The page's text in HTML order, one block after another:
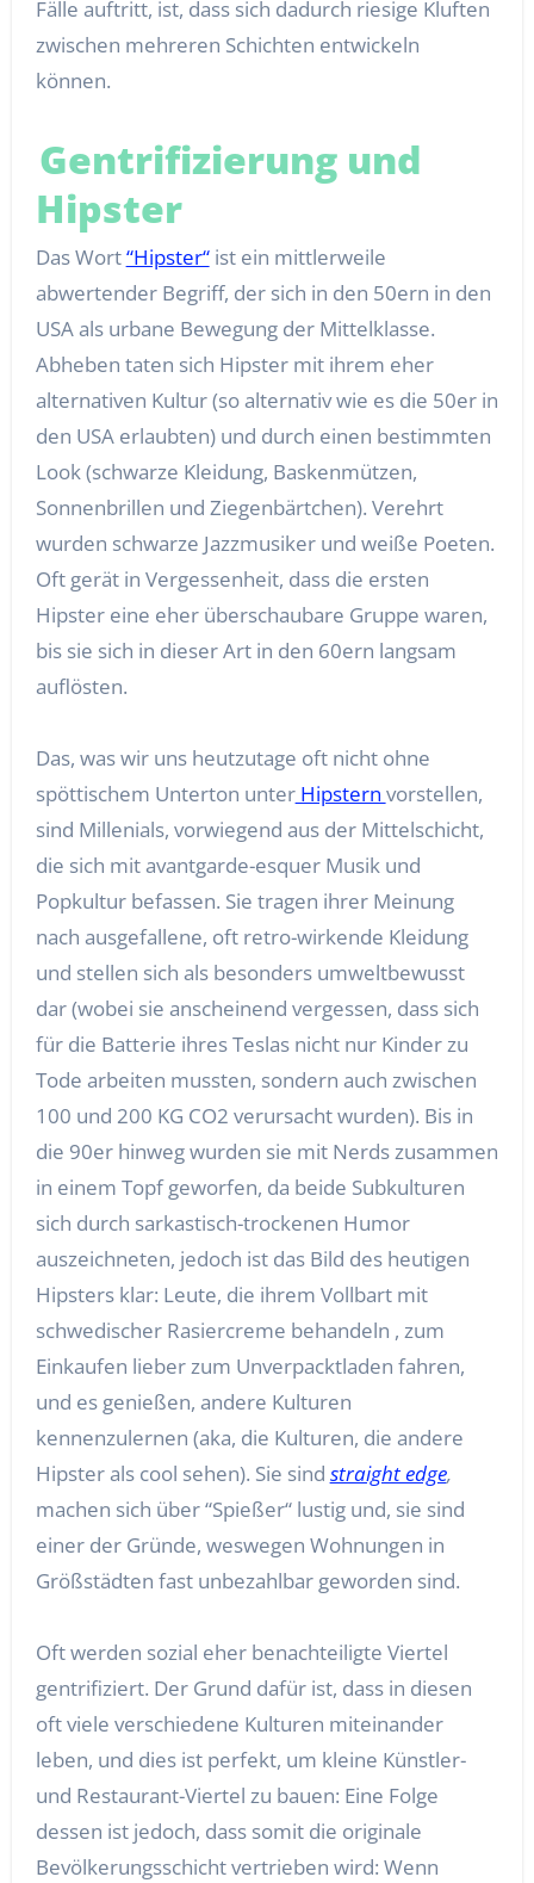
Fälle auftritt, ist, dass sich dadurch riesige Kluften
zwischen mehreren Schichten entwickeln
können.
Gentrifizierung und
Hipster
Das Wort“Hipster“ist ein mittlerweile
abwertender Begriff, der sich in den 50ern in den
USA als urbane Bewegung der Mittelklasse.
Abheben taten sich Hipster mit ihrem eher
alternativen Kultur (so alternativ wie es die 50er in
den USA erlaubten) und durch einen bestimmten
Look (schwarze Kleidung, Baskenmützen,
Sonnenbrillen und Ziegenbärtchen). Verehrt
wurden schwarze Jazzmusiker und weiße Poeten.
Oft gerät in Vergessenheit, dass die ersten
Hipster eine eher überschaubare Gruppe waren,
bis sie sich in dieser Art in den 60ern langsam
auflösten.
Das, was wir uns heutzutage oft nicht ohne
spöttischem Unterton unterHipstern vorstellen,
sind Millenials, vorwiegend aus der Mittelschicht,
die sich mit avantgarde-esquer Musik und
Popkultur befassen. Sie tragen ihrer Meinung
nach ausgefallene, oft retro-wirkende Kleidung
und stellen sich als besonders umweltbewusst
dar (wobei sie anscheinend vergessen, dass sich
für die Batterie ihres Teslas nicht nur Kinder zu
Tode arbeiten mussten, sondern auch zwischen
100 und 200 KG CO2 verursacht wurden). Bis in
die 90er hinweg wurden sie mit Nerds zusammen
in einem Topf geworfen, da beide Subkulturen
sich durch sarkastisch-trockenen Humor
auszeichneten, jedoch ist das Bild des heutigen
Hipsters klar: Leute, die ihrem Vollbart mit
schwedischer Rasiercreme behandeln , zum
Einkaufen lieber zum Unverpacktladen fahren,
und es genießen, andere Kulturen
kennenzulernen (aka, die Kulturen, die andere
Hipster als cool sehen). Sie sind straight edge,
machen sich über “Spießer“ lustig und, sie sind
einer der Gründe, weswegen Wohnungen in
Größstädten fast unbezahlbar geworden sind.
Oft werden sozial eher benachteiligte Viertel
gentrifiziert. Der Grund dafür ist, dass in diesen
oft viele verschiedene Kulturen miteinander
leben, und dies ist perfekt, um kleine Künstler-
und Restaurant-Viertel zu bauen: Eine Folge
dessen ist jedoch, dass somit die originale
Bevölkerungsschicht vertrieben wird: Wenn